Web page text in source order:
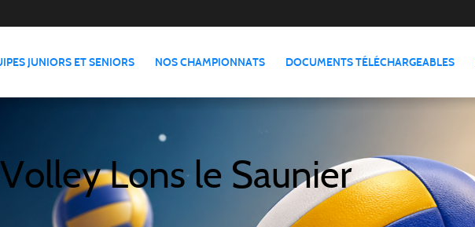
JUNIORS ET SENIORS NOS CHAMPIONNATS DOCUMENTS TÉLÉCHARGEABLES
Volley Lons le Saunier